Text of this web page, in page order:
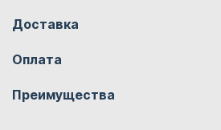
Доставка
Оплата
Преимущества